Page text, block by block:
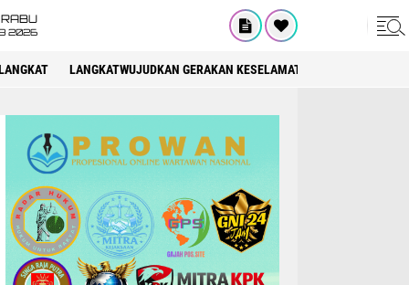
RABU
2026
LANGKATWUJUDKAN GERAKAN KESELAMATAN BERLALU